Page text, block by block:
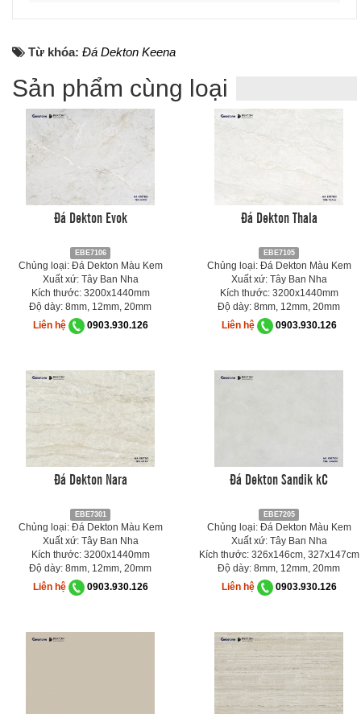
Từ khóa: Đá Dekton Keena
Sản phẩm cùng loại
Đá Dekton Evok
EBE7106
Chủng loại: Đá Dekton Màu Kem
Xuất xứ: Tây Ban Nha
Kích thước: 3200x1440mm
Độ dày: 8mm, 12mm, 20mm
Liên hệ
0903.930.126
Đá Dekton Thala
EBE7105
Chủng loại: Đá Dekton Màu Kem
Xuất xứ: Tây Ban Nha
Kích thước: 3200x1440mm
Độ dày: 8mm, 12mm, 20mm
Liên hệ
0903.930.126
Đá Dekton Nara
EBE7301
Chủng loại: Đá Dekton Màu Kem
Xuất xứ: Tây Ban Nha
Kích thước: 3200x1440mm
Độ dày: 8mm, 12mm, 20mm
Liên hệ
0903.930.126
Đá Dekton Sandik kC
EBE7205
Chủng loại: Đá Dekton Màu Kem
Xuất xứ: Tây Ban Nha
Kích thước: 326x146cm, 327x147cm
Độ dày: 8mm, 12mm, 20mm
Liên hệ
0903.930.126